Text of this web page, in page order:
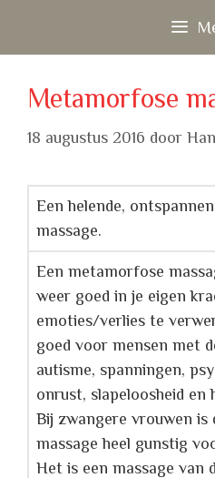
de
inhoudMetamorfose
18 augustus 2016 door
Een helende,
massage.
Een metamorfose
weer goed in je eigen
emoties/verlies te
goed voor mensen met
autisme, spanningen,
onrust, slapeloosheid en
Bij zwangere vrouwen is
massage heel gunstig
Het is een massage van